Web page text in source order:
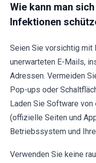
Wie kann man
Infektionen
Seien Sie vorsichtig mit
unerwarteten E-Mails,
Adressen. Vermeiden
Pop-ups oder
Laden Sie Software
(offizielle Seiten und
Betriebssystem und
Verwenden Sie keine